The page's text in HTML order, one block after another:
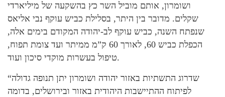
ושומרון, אותם מוביל השר כץ בהשקעה של מיליארדי
שקלים. מדובר בין היתר, בסלילת כביש עוקף נבי אליאס
שנפתח השנה, כביש עוקף לב-יהודה המקודם בימים אלה,
הכפלת כביש 60, לאורך 60 ק”מ ממיתר ועד צומת תפוח,
טיפול בעשרות מוקדי סיכון ועוד.
“שדרוג התשתיות באזור יהודה ושומרון יתן תנופה גדולה
לפיתוח ההתיישבות היהודית באזור ובירושלים, בדומה